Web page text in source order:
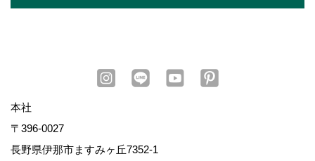
本社
〒396-0027
長野県伊那市ますみヶ丘7352-1